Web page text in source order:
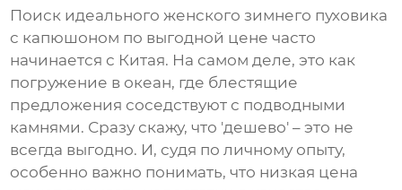
Поиск идеальногоженского зимнего пуховика
с капюшоном по выгодной цене часто
начинается с Китая. На самом деле, это как
погружение в океан, где блестящие
предложения соседствуют с подводными
камнями. Сразу скажу, что 'дешево' – это не
всегда выгодно. И, судя по личному опыту,
особенно важно понимать, что низкая цена